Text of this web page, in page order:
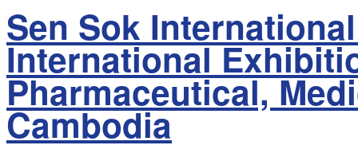
Sen Sok
International
Pharmaceutical,
Cambodia